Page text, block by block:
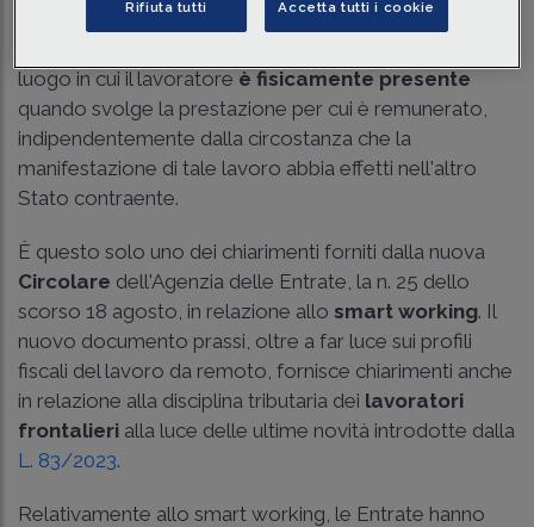
luogo in cui il lavoratore è fisicamente presente
quando svolge la prestazione per cui è remunerato,
indipendentemente dalla circostanza che la
manifestazione di tale lavoro abbia effetti nell'altro
Stato contraente.
È questo solo uno dei chiarimenti forniti dalla nuova
Circolare dell'Agenzia delle Entrate, la n. 25 dello
scorso 18 agosto, in relazione allo smart working. Il
nuovo documento prassi, oltre a far luce sui profili
fiscali del lavoro da remoto, fornisce chiarimenti anche
in relazione alla disciplina tributaria dei lavoratori
frontalieri alla luce delle ultime novità introdotte dalla
L. 83/2023.
Relativamente allo smart working, le Entrate hanno
Rifiuta tutti Accetta tutti i cookie